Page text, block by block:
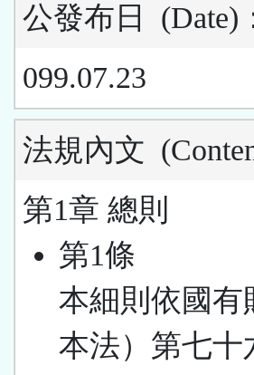
公發布日 (Date)
099.07.23
法規內文
第1章 總則
第1條
本細則依國有
本法）第七十